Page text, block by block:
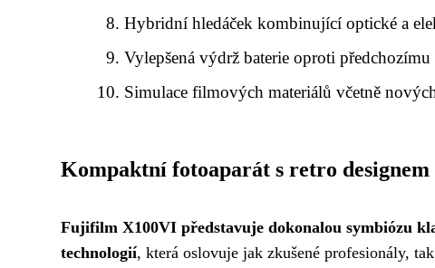
Hybridní hledáček kombinující optické a
Vylepšená výdrž baterie oproti
Simulace filmových materiálů včetně
Kompaktní fotoaparát s retro
Fujifilm X100VI představuje dokonalou symbiózu
technologií, která oslovuje jak zkušené profesionály,